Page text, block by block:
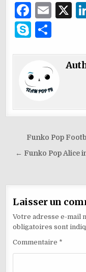
F
a
c
e
b
o
o
E
l
X
S
p
e
ta
g
er
Navigation
de
Funko Pop
← Funko Pop Alice
Laisser un
Votre adresse e-mail
obligatoires sont
Commentaire *